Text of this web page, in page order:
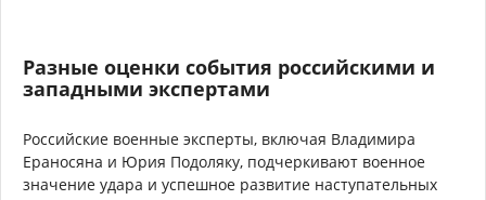
Разные оценки события российскими и
западными экспертами
Российские военные эксперты, включая Владимира
Ераносяна и Юрия Подоляку, подчеркивают военное
значение удара и успешное развитие наступательных